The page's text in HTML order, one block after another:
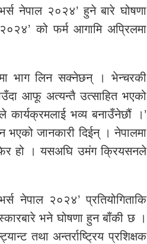
नेपाल २०२४’ हुने बारे घोषणा
को फर्म आगामि अप्रिलमा
भाग लिन सक्नेछन् । भेन्चरकी
आफू अत्यन्तै उत्साहित भएको
कार्यक्रमलाई भव्य बनाउँनेछौं ।’
भएको जानकारी दिईन् । नेपालमा
हो । यसअघि उमंग क्रियसनले
नेपाल २०२४’ प्रतियोगिताकि
भने घोषणा हुन बाँकी छ ।
तथा अन्तर्राष्ट्रिय प्रशिक्षक